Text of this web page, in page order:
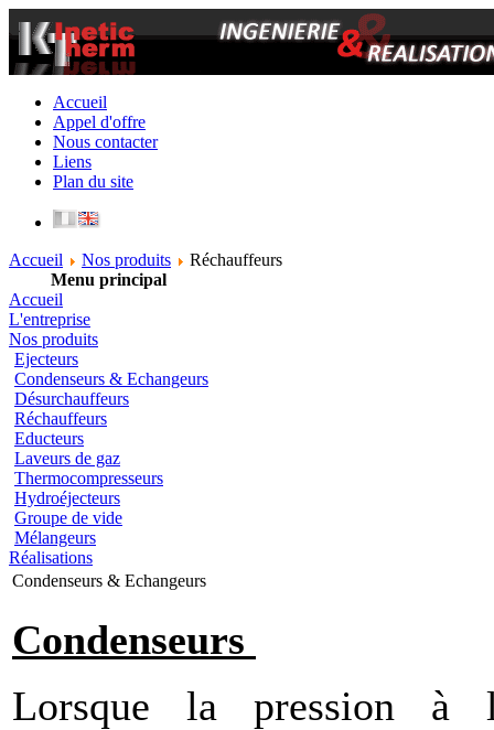
Accueil
Appel d'offre
Nous contacter
Liens
Plan du site
Accueil Nos produits
Réchauffeurs
Menu principal
Accueil
L'entreprise
Nos produits
Ejecteurs
Condenseurs & Echangeurs
Désurchauffeurs
Réchauffeurs
Educteurs
Laveurs de gaz
Thermocompresseurs
Hydroéjecteurs
Groupe de vide
Mélangeurs
Réalisations
Condenseurs & Echangeurs
Condenseurs
Lorsque la pression à